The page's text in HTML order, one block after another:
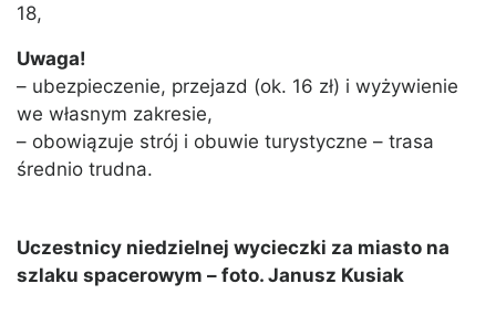
18,
Uwaga!
– ubezpieczenie, przejazd (ok. 16 zł) i wyżywienie
we własnym zakresie,
– obowiązuje strój i obuwie turystyczne – trasa
średnio trudna.
Uczestnicy niedzielnej wycieczki za miasto na
szlaku spacerowym – foto. Janusz Kusiak